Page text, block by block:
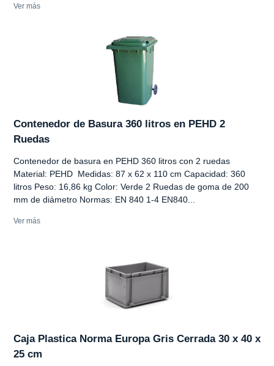
Ver más
Contenedor de Basura 360 litros en PEHD 2
Ruedas
Contenedor de basura en PEHD 360 litros con 2 ruedas
Material: PEHD Medidas: 87 x 62 x 110 cm Capacidad: 360
litros Peso: 16,86 kg Color: Verde 2 Ruedas de goma de 200
mm de diámetro Normas: EN 840 1-4 EN840...
Ver más
Caja Plastica Norma Europa Gris Cerrada 30 x 40 x
25 cm